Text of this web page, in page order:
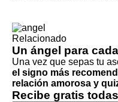
Relacionado
Un ángel para
Una vez que sepas tu
el signo más
relación amorosa y
Recibe gratis